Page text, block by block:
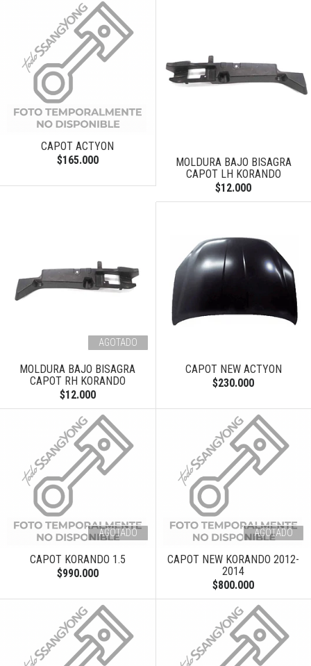
CAPOT ACTYON
$165.000
MOLDURA BAJO BISAGRA
CAPOT LH KORANDO
$12.000
AGOTADO
MOLDURA BAJO BISAGRA
CAPOT RH KORANDO
$12.000
CAPOT NEW ACTYON
$230.000
AGOTADO
CAPOT KORANDO 1.5
$990.000
AGOTADO
CAPOT NEW KORANDO 2012-
2014
$800.000